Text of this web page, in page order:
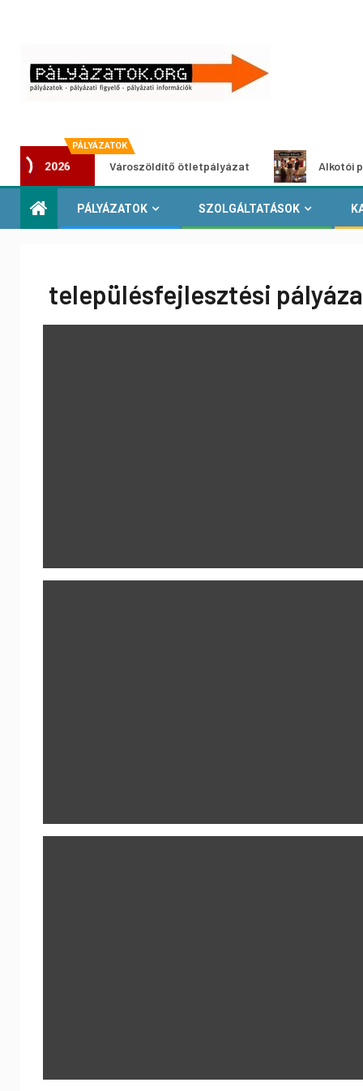
PÁLYÁZATOK
2026Városzöldítő ötletpályázat Alkotói pályázat
PÁLYÁZATOK SZOLGÁLTATÁSOK
településfejlesztési